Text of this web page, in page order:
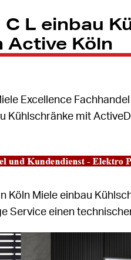
C L einbau
Active Köln
Excellence
Kühlschränke mit
Köln Miele einbau
Service einen